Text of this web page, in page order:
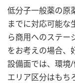
低分子一般薬の原
までに対応可能な
ら商用へのステー
をお考えの場合、
設備面では、環境
エリア区分はもち